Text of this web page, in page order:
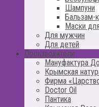
Шампуни
Бальзам-
Маски
Для мужчин
Для детей
Производители
Мануфактура
Крымская
Фирма
Doctor Oil
Пантика